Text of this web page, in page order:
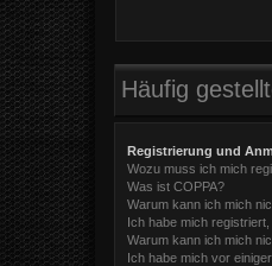
Häufig
Registrierung und
Wozu muss ich mich
Was ist COPPA?
Warum kann ich mich
Ich habe mich
Warum kann ich mich
Ich habe mich vor